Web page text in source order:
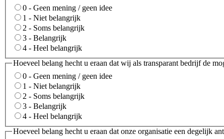
0 - Geen mening / geen idee
1 - Niet belangrijk
2 - Soms belangrijk
3 - Belangrijk
4 - Heel belangrijk
Hoeveel belang hecht u eraan dat wij als transparant bedrijf de
0 - Geen mening / geen idee
1 - Niet belangrijk
2 - Soms belangrijk
3 - Belangrijk
4 - Heel belangrijk
Hoeveel belang hecht u eraan dat onze organisatie een degelijk